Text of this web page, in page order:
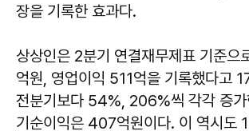
장을 기록한 효과다.
상상인은 2분기 연결재무제표 기준으
억원, 영업이익 511억을 기록했다고
전분기보다 54%, 206%씩 각각 증가
기순이익은 407억원이다. 이 역시도